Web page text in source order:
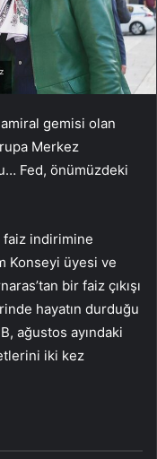
gemisi olan
Merkez
Fed, önümüzdeki
faiz indirimine
Konseyi üyesi ve
bir faiz çıkışı
hayatın durduğu
ağustos ayındaki
iki kez